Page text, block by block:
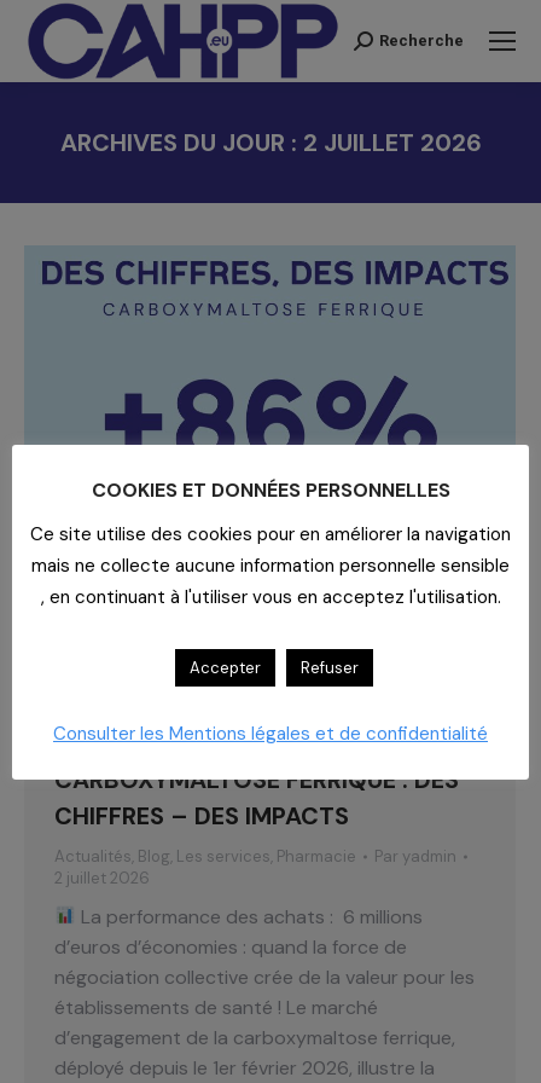
Recherche
Recherche
ARCHIVES DU JOUR : 2 JUILLET 2026
CARBOXYMALTOSE FERRIQUE : DES
CHIFFRES – DES IMPACTS​
Actualités, Blog, Les services, Pharmacie Par yadmin
2 juillet 2026
La performance des achats : ​ 6 millions
d’euros d’économies : quand la force de
négociation collective crée de la valeur pour les
établissements de santé !​ Le marché
d’engagement de la carboxymaltose ferrique,
déployé depuis le 1er février 2026, illustre la
COOKIES ET DONNÉES PERSONNELLES
Ce site utilise des cookies pour en améliorer la navigation
mais ne collecte aucune information personnelle sensible
, en continuant à l'utiliser vous en acceptez l'utilisation.
Accepter Refuser
Consulter les Mentions légales et de confidentialité